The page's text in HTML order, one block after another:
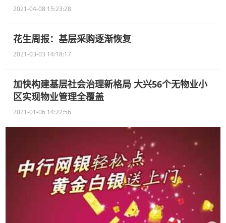
2021-04-08 15:23:28
花生周报：基层采购逐渐恢复
2021-03-03 14:18:17
加快构建基层社会治理新格局 大兴56个无物业小
区实现物业管理全覆盖
2021-01-06 14:22:56